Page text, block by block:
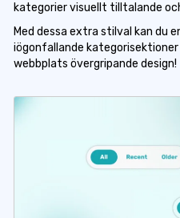
kategorier visuellt tilltalande
Med dessa extra stilval kan du
iögonfallande
webbplats övergripande design!